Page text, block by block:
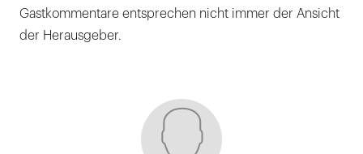
Gastkommentare entsprechen nicht immer der Ansicht
der Herausgeber.